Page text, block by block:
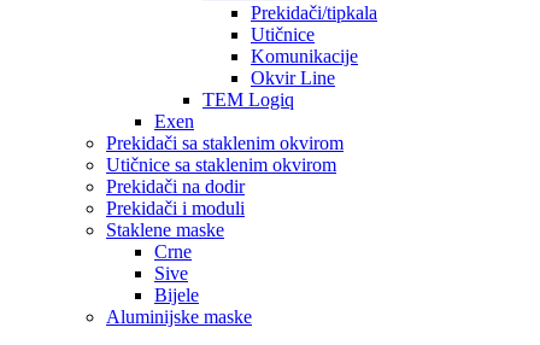
Prekidači/tipkala
Utičnice
Komunikacije
Okvir Line
TEM Logiq
Exen
Prekidači sa staklenim okvirom
Utičnice sa staklenim okvirom
Prekidači na dodir
Prekidači i moduli
Staklene maske
Crne
Sive
Bijele
Aluminijske maske